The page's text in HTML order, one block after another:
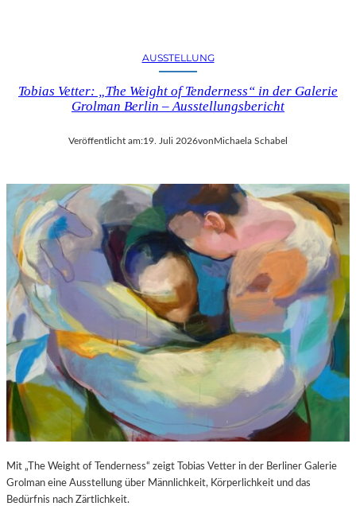
AUSSTELLUNG
Tobias Vetter: „The Weight of Tenderness“ in der Galerie
Grolman Berlin – Ausstellungsbericht
Veröffentlicht am:19. Juli 2026von Michaela Schabel
Mit „The Weight of Tenderness“ zeigt Tobias Vetter in der Berliner Galerie
Grolman eine Ausstellung über Männlichkeit, Körperlichkeit und das
Bedürfnis nach Zärtlichkeit.